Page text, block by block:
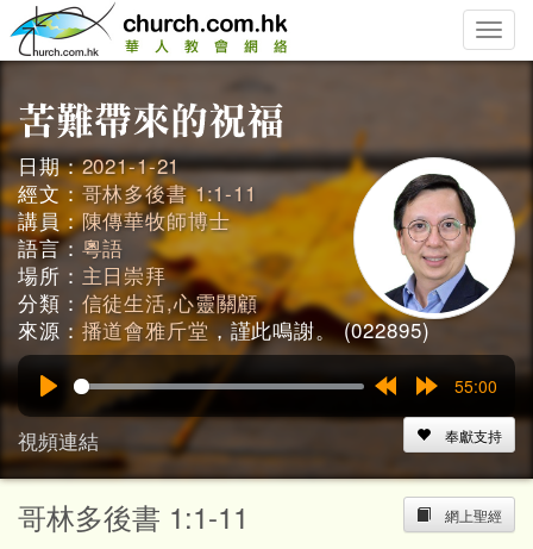
Toggle
日期：2021-1-21
經文：哥林多後書 1:1-11
講員：陳傳華牧師博士
語言： 粵語
場所： 主日崇拜
分類： 信徒生活,心靈關顧
來源： 播道會雅斤堂 ，謹此鳴謝。 (022895)
15s
55:00
視頻連結 奉獻支持
網上聖經
哥林多後書 1:1-11